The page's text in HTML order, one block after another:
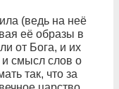
(ведь на неё
её образы в
от Бога, и их
смысл слов о
так, что за